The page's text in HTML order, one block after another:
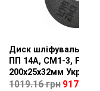
Перегляд
Диск шліфувально-
ПП 14А, СМ1-3, F60,
200х25х32мм Україна
1019.16 грн 917.24